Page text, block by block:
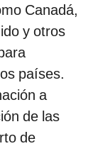
Canadá,
y otros
países.
a
de las
de